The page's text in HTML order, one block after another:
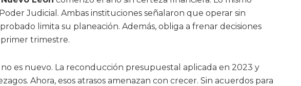
Judicial. Ambas instituciones señalaron que operar sin
limita su planeación. Además, obliga a frenar decisiones
trimestre.
no es nuevo. La reconducción presupuestal aplicada en 2023 y
Ahora, esos atrasos amenazan con crecer. Sin acuerdos para